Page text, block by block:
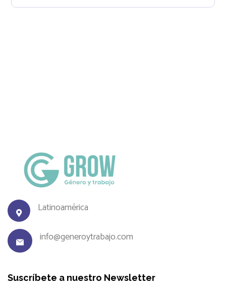
Latinoamérica
info@generoytrabajo.com
Suscríbete a nuestro Newsletter